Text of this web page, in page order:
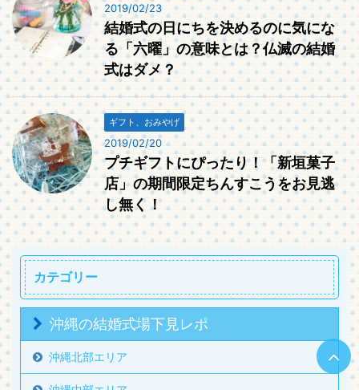
2019/02/23
結婚式の日にちを決めるのに気にな
る「六曜」の意味とは？仏滅の結婚
式はダメ？
ギフト、おみやげ
2019/02/20
プチギフトにぴったり！「新垣菓子
店」の期間限定ちんすこうをお見逃
し無く！
カテゴリー
沖縄の結婚式場下見レポ
沖縄北部エリア